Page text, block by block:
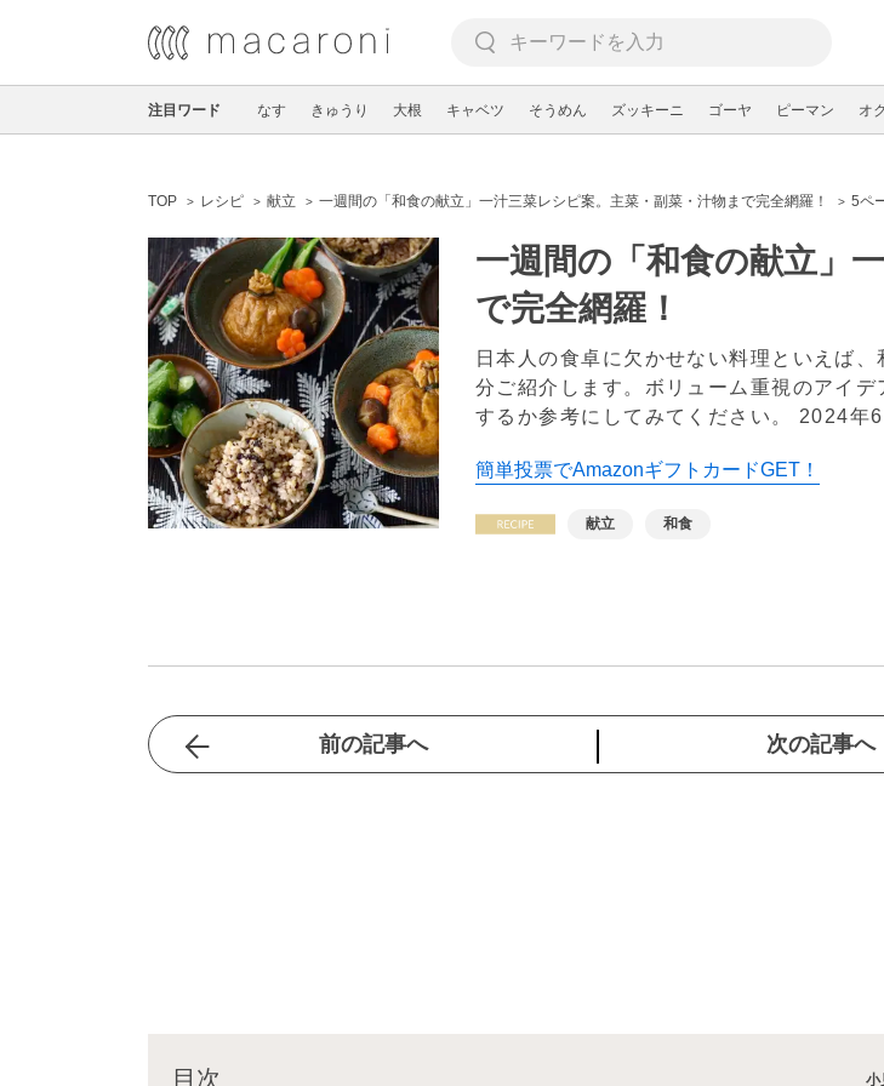
注目ワード なす きゅうり 大根 キャベツ そうめん ズッキーニ ゴーヤ ピーマン オ
TOP レシピ 献立 一週間の「和食の献立」一汁三菜レシピ案。主菜・副菜・汁物まで完全網羅！ 5ペ
一週間の「和食の献立」
で完全網羅！
日本人の食卓に欠かせない料理といえば
分ご紹介します。ボリューム重視のアイ
するか参考にしてみてください。 2024年
簡単投票でAmazonギフトカードGET！
献立 和食
前の記事へ 次の記事へ
目次 小